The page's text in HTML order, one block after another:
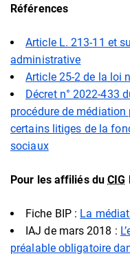
Références
Article L. 213-11 et
administrative
Article 25-2 de la loi
Décret n° 2022-433
procédure de
certains litiges de la
sociaux
Pour les affiliés duCIG
Fiche BIP : La
IAJ de mars 2018 :
préalable obligatoire